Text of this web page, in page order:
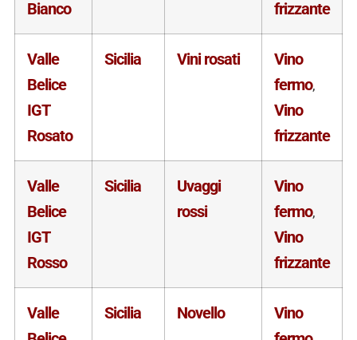
Bianco
frizzante
Valle
Belice
IGT
Rosato
Sicilia Vini rosati
Vino
fermo,
Vino
frizzante
Valle
Belice
IGT
Rosso
Sicilia
Uvaggi
rossi
Vino
fermo,
Vino
frizzante
Valle
Sicilia Novello
Vino